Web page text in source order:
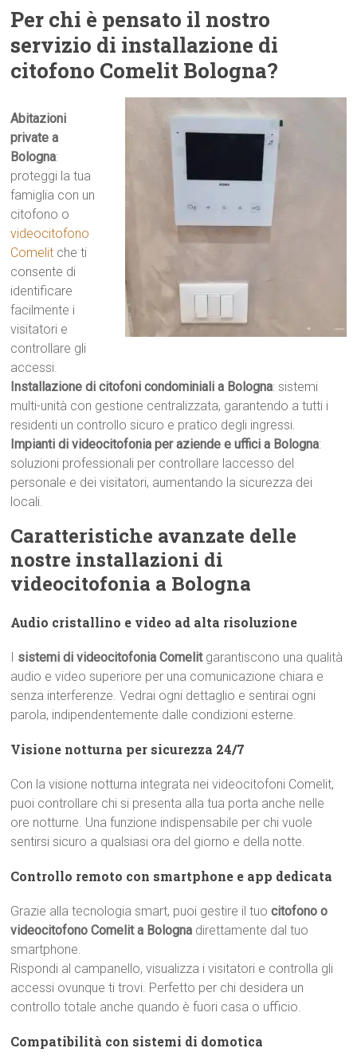
Per chi è pensato il nostro
servizio di installazione di
citofono Comelit Bologna?
Abitazioni
private a
Bologna:
proteggi la tua
famiglia con un
citofono o
videocitofono
Comelit che ti
consente di
identificare
facilmente i
visitatori e
controllare gli
accessi.
Installazione di citofoni condominiali a Bologna: sistemi
multi-unità con gestione centralizzata, garantendo a tutti i
residenti un controllo sicuro e pratico degli ingressi.
Impianti di videocitofonia per aziende e uffici a Bologna:
soluzioni professionali per controllare laccesso del
personale e dei visitatori, aumentando la sicurezza dei
locali.
Caratteristiche avanzate delle
nostre installazioni di
videocitofonia a Bologna
Audio cristallino e video ad alta risoluzione
I sistemi di videocitofonia Comelitgarantiscono una qualità
audio e video superiore per una comunicazione chiara e
senza interferenze. Vedrai ogni dettaglio e sentirai ogni
parola, indipendentemente dalle condizioni esterne.
Visione notturna per sicurezza 24/7
Con la visione notturna integrata nei videocitofoni Comelit,
puoi controllare chi si presenta alla tua porta anche nelle
ore notturne. Una funzione indispensabile per chi vuole
sentirsi sicuro a qualsiasi ora del giorno e della notte.
Controllo remoto con smartphone e app dedicata
Grazie alla tecnologia smart, puoi gestire il tuocitofono o
videocitofono Comelit a Bologna direttamente dal tuo
smartphone.
Rispondi al campanello, visualizza i visitatori e controlla gli
accessi ovunque ti trovi. Perfetto per chi desidera un
controllo totale anche quando è fuori casa o ufficio.
Compatibilità con sistemi di domotica